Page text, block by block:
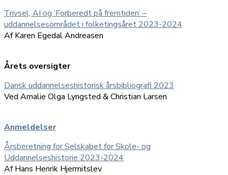
Trivsel, AI og ‘Forberedt på fremtiden’ –
uddannelsesområdet i folketingsåret 2023-2024
Af Karen Egedal Andreasen
Årets oversigter
Dansk uddannelseshistorisk årsbibliografi 2023
Ved Amalie Olga Lyngsted & Christian Larsen
Anmeldelser
Årsberetning for Selskabet for Skole- og
Uddannelseshistorie 2023-2024
Af Hans Henrik Hjermitslev